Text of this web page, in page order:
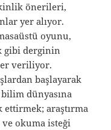
önerileri,
yer alıyor.
oyunu,
gibi derginin
veriliyor.
başlayarak
dünyasına
araştırma
okuma isteği